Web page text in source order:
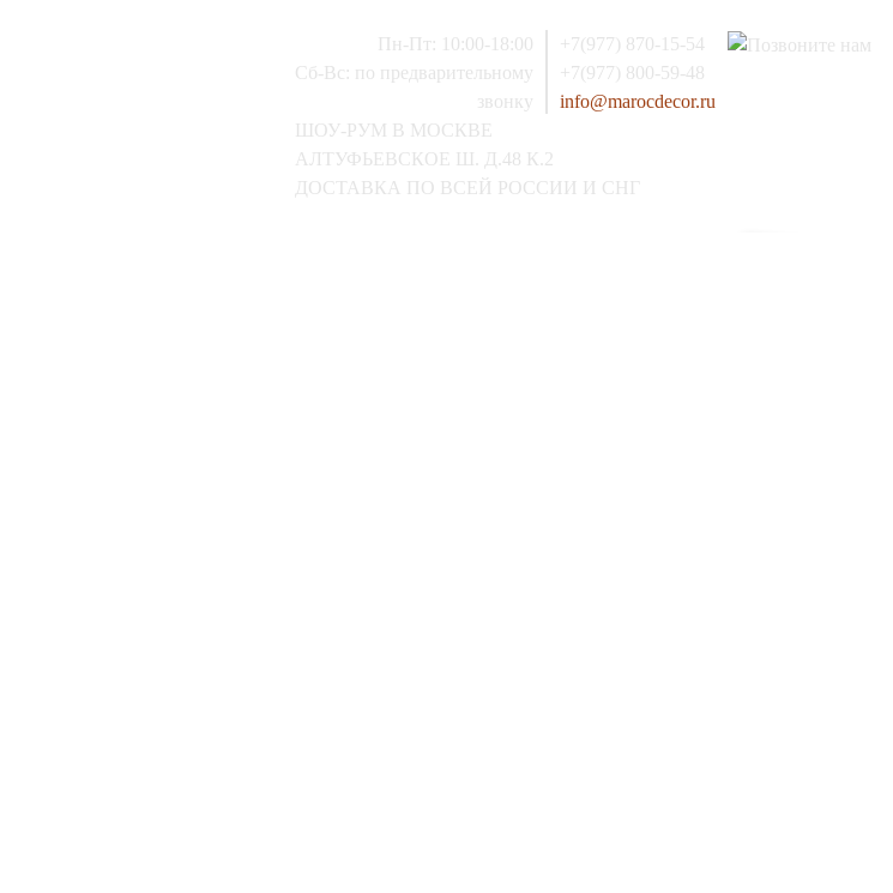
+7(977) 870-15-54
+7(977) 800-59-48
info@marocdecor.ru
Пн-Пт: 10:00-18:00
Сб-Вс: по предварительному
звонку
ШОУ-РУМ В МОСКВЕ
АЛТУФЬЕВСКОЕ Ш. Д.48 К.2
ДОСТАВКА ПО ВСЕЙ РОССИИ И СНГ